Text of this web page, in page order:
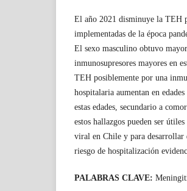
El año 2021 disminuye la TEH
implementadas de la época
El sexo masculino obtuvo
inmunosupresores mayores en
TEH posiblemente por una
hospitalaria aumentan en
estas edades, secundario a
estos hallazgos pueden ser
viral en Chile y para desarrollar
riesgo de hospitalización
PALABRAS CLAVE: